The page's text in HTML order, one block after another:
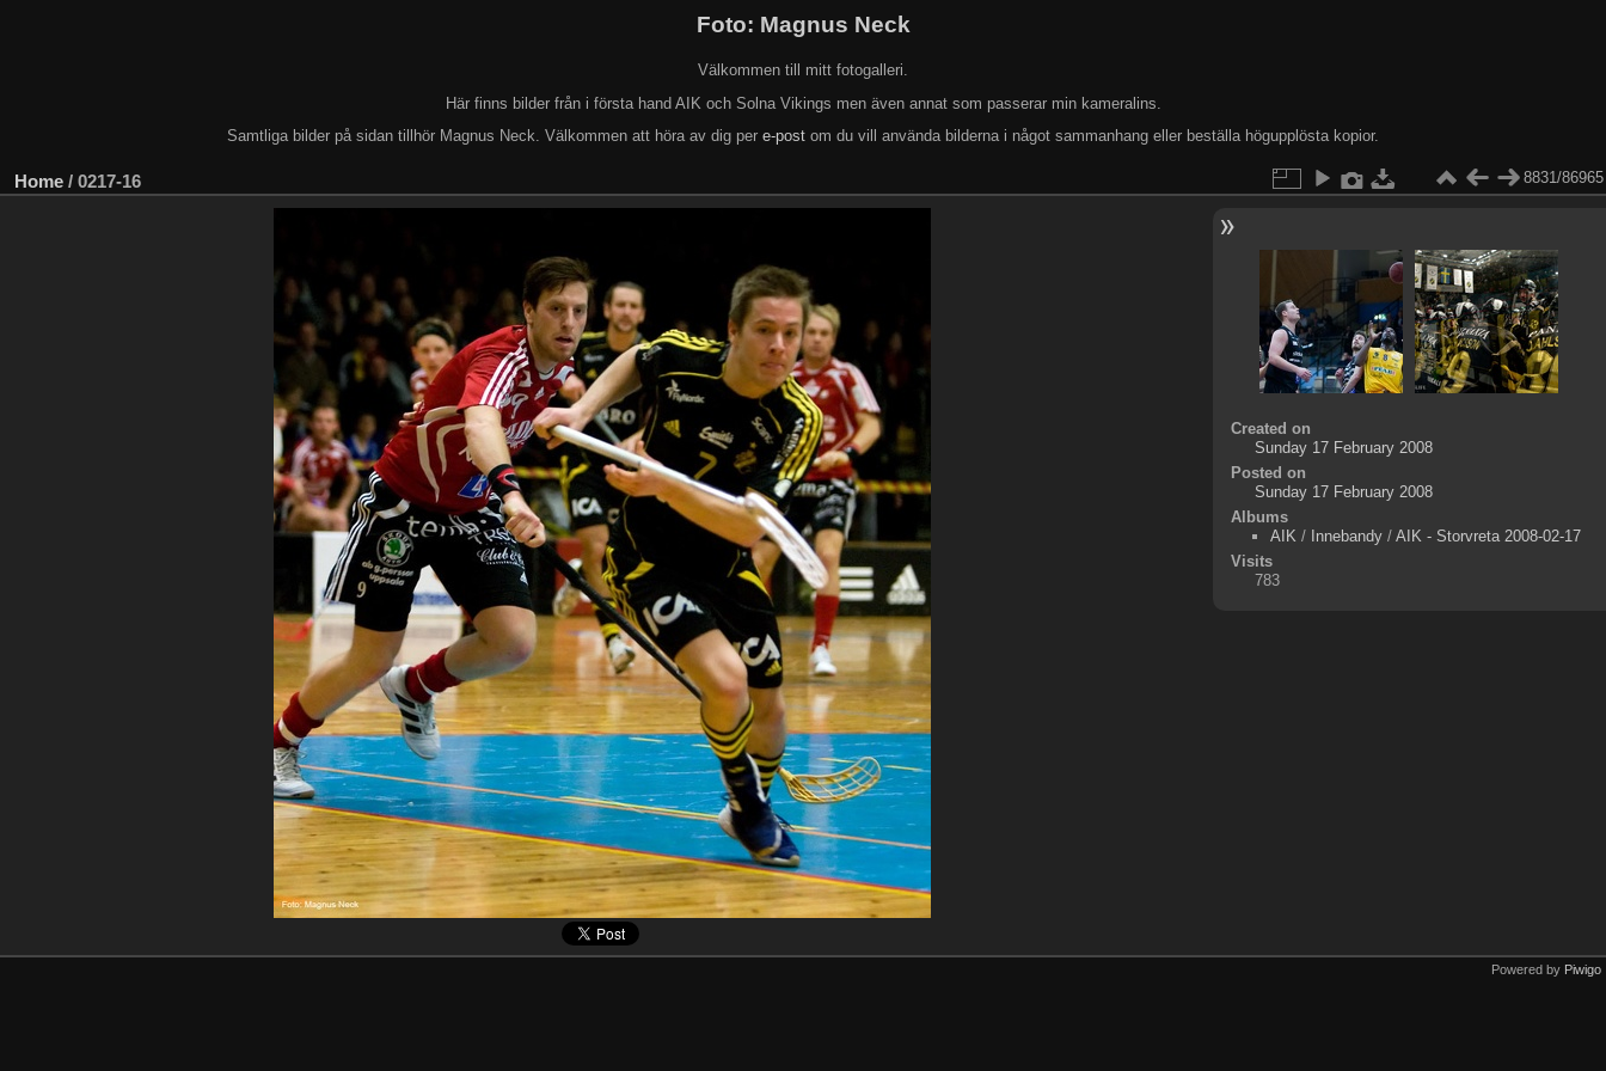
Foto: Magnus Neck
Välkommen till mitt fotogalleri.
Här finns bilder från i första hand AIK och Solna Vikings men även annat som passerar min kameralins.
Samtliga bilder på sidan tillhör Magnus Neck. Välkommen att höra av dig per e-post om du vill använda bilderna i något sammanhang eller beställa högupplösta kopior.
Home / 0217-16 8831/86965
Created on
Sunday 17 February 2008
Posted on
Sunday 17 February 2008
Albums
AIK/ Innebandy/ AIK - Storvreta 2008-02-17
Visits
783
Powered by Piwigo